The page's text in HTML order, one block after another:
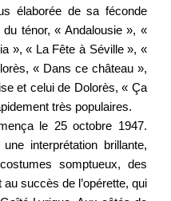
élaborée de sa féconde
ténor, « Andalousie », «
», « La Fête à Séville », «
« Dans ce château »,
et celui de Dolorès, « Ça
très populaires.
le 25 octobre 1947.
interprétation brillante,
somptueux, des
succès de l’opérette, qui